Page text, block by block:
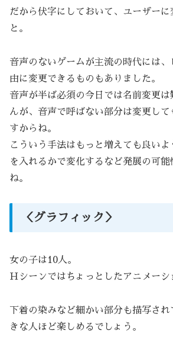
だから伏字にしておいて、ユーザーに
と。
音声のないゲームが主流の時代には、
由に変更できるものもありました。
音声が半ば必須の今日では名前変更
んが、音声で呼ばない部分は変更し
すからね。
こういう手法はもっと増えても良い
を入れるかで変化するなど発展の可
ね。
＜グラフィック＞
女の子は10人。
Ｈシーンではちょっとしたアニメーシ
下着の染みなど細かい部分も描写さ
きな人ほど楽しめるでしょう。